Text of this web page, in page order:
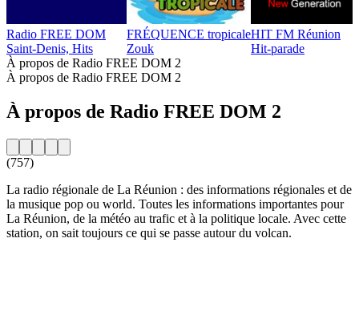
Radio FREE DOM
Saint-Denis, Hits
FRÉQUENCE tropicale
Zouk
HIT FM Réunion
Hit-parade
À propos de Radio FREE DOM 2
À propos de Radio FREE DOM 2
À propos de Radio FREE DOM 2
(757)
La radio régionale de La Réunion : des informations régionales et de
la musique pop ou world. Toutes les informations importantes pour
La Réunion, de la météo au trafic et à la politique locale. Avec cette
station, on sait toujours ce qui se passe autour du volcan.